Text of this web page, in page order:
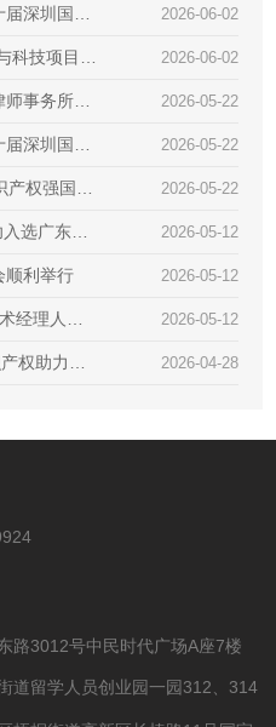
收官 2026-06-02
深圳国际
航创新成 2026-06-02
科技项目政
内功，赋能 2026-05-22
事务所，
2026-05-22
深圳国际
2026-05-22
权强国建
2026-05-12
选广东省
2026-05-12
顺利举行
2026-05-12
经理人初
权邀您抢 2026-04-28
权助力
路3012号中民时代广场A座7楼
道留学人员创业园一园312、314